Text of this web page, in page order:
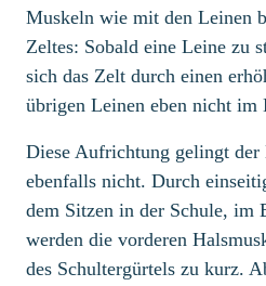
Muskeln wie mit den Leinen
Zeltes: Sobald eine Leine zu
sich das Zelt durch einen
übrigen Leinen eben nicht im
Diese Aufrichtung gelingt der
ebenfalls nicht. Durch
dem Sitzen in der Schule, im
werden die vorderen
des Schultergürtels zu kurz.